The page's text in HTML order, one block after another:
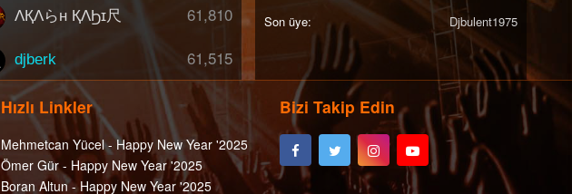
61,810
ΛҚΛらн ҚΛϦɪ尺
61,515
djberk
Son üye Djbulent1975
Hızlı Linkler
Mehmetcan Yücel - Happy New Year '2025
Ömer Gür - Happy New Year '2025
Boran Altun - Happy New Year '2025
Bizi Takip Edin